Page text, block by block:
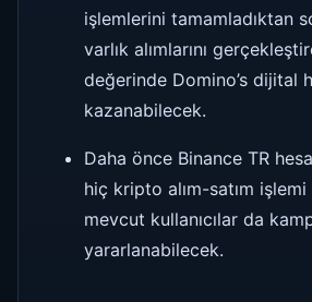
işlemlerini tamamladıktan
varlık alımlarını
değerinde Domino’s dijital
kazanabilecek.
Daha önce Binance TR
hiç kripto alım-satım işlemi
mevcut kullanıcılar da
yararlanabilecek.